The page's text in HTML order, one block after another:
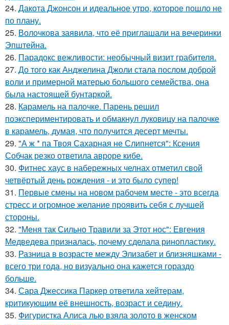
24. Дакота Джонсон и идеальное утро, которое пошло не
по плану.
25. Волочкова заявила, что её приглашали на вечеринки
Эпштейна.
26. Парадокс вежливости: необычный визит грабителя.
27. До того как Анджелина Джоли стала послом доброй
воли и примерной матерью большого семейства, она
была настоящей бунтаркой.
28. Карамель на палочке. Парень решил
поэкспериментировать и обмакнул луковицу на палочке
в карамель, думая, что получится десерт мечты.
29. "А ж * па Твоя Сахарная не Слипнется": Ксения
Собчак резко ответила авроре кибе.
30. Фитнес хаус в набережных челнах отметил свой
четвёртый день рождения - и это было супер!
31. Первые смены на новом рабочем месте - это всегда
стресс и огромное желание проявить себя с лучшей
стороны.
32. "Меня так Сильно Травили за Этот нос": Евгения
Медведева призналась, почему сделала ринопластику.
33. Разница в возрасте между Элизабет и близняшками -
всего три года, но визуально она кажется гораздо
больше.
34. Сара Джессика Паркер ответила хейтерам,
критикующим её внешность, возраст и седину.
35. Фигуристка Алиса лью взяла золото в женском